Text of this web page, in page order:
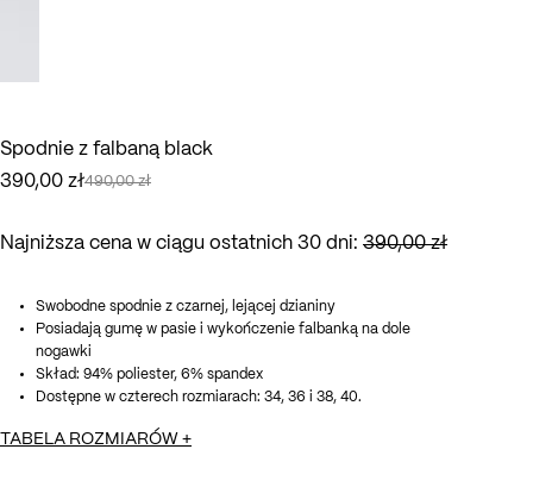
Spodnie z falbaną black
490,00zł
Pierwotna
490,00 zł.
390,00 złAktualna
390,00 zł.
Najniższa cena w ciągu ostatnich 30 dni: 390,00 zł
Swobodne spodnie z czarnej, lejącej dzianiny
Posiadają gumę w pasie i wykończenie falbanką na dole
nogawki
Skład: 94% poliester, 6% spandex
Dostępne w czterech rozmiarach: 34, 36 i 38, 40.
TABELA ROZMIARÓW +